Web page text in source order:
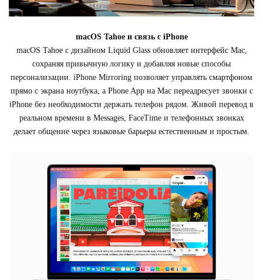
macOS Tahoe и связь с iPhone
macOS Tahoe с дизайном Liquid Glass обновляет интерфейс Mac,
сохраняя привычную логику и добавляя новые способы
персонализации. iPhone Mirroring позволяет управлять смартфоном
прямо с экрана ноутбука, а Phone App на Mac переадресует звонки с
iPhone без необходимости держать телефон рядом. Живой перевод в
реальном времени в Messages, FaceTime и телефонных звонках
делает общение через языковые барьеры естественным и простым.